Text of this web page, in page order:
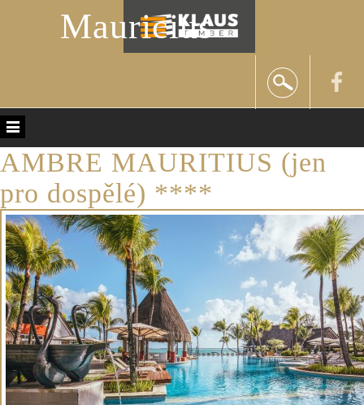
Mauricius
AMBRE MAURITIUS (jen
pro dospělé) ****